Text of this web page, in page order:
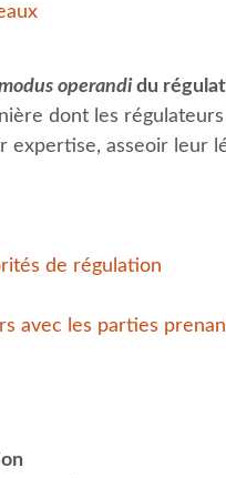
operandidu
dont les
expertise, asseoir leur
de régulation
avec les parties